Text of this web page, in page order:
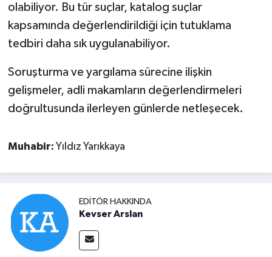
olabiliyor. Bu tür suçlar, katalog suçlar
kapsamında değerlendirildiği için tutuklama
tedbiri daha sık uygulanabiliyor.
Soruşturma ve yargılama sürecine ilişkin
gelişmeler, adli makamların değerlendirmeleri
doğrultusunda ilerleyen günlerde netleşecek.
Muhabir: Yıldız Yarıkkaya
EDITÖR HAKKINDA
Kevser Arslan